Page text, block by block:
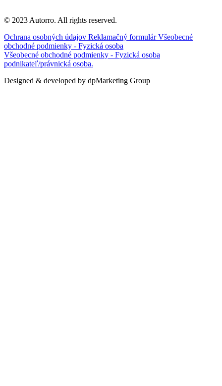
© 2023 Autorro. All rights reserved.
Ochrana osobných údajov Reklamačný formulárVšeobecné
obchodné podmienky - Fyzická osoba
Všeobecné obchodné podmienky - Fyzická osoba
podnikateľ/právnická osoba.
Designed & developed by dpMarketing Group